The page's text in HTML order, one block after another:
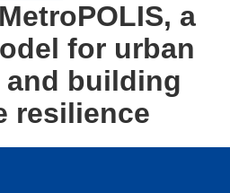
a
for urban
building
resilience